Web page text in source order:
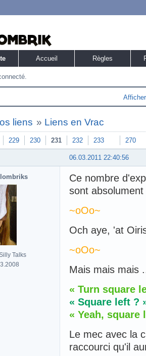
Accueil Règles
liens » Liens en Vrac
229 230 231 232 233 270
06.03.2011 22:40:56
lombriks
Talks
Ce nombre
sont
~oOo~
Och aye, 'at
~oOo~
Mais mais mais
« Turn square
« Square left ?
« Yeah,
Le mec avec la
raccourci qu'il